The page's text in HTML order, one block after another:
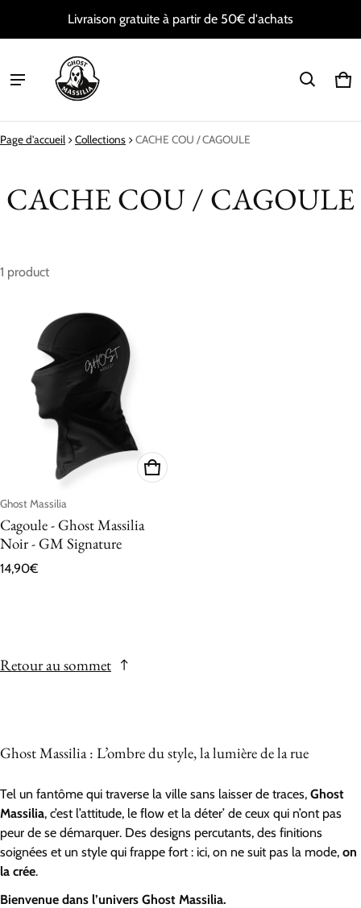
Livraison gratuite à partir de 50€ d'achats
0
Page d'accueil Collections CACHE COU / CAGOULE
CACHE COU / CAGOULE
1 product
CACHE COU / CAGOULE
Fournisseur
Ghost Massilia
Cagoule - Ghost Massilia
Noir - GM Signature
Prix ​​régulier
14,90€
Retour au sommet
Ghost Massilia : L’ombre du style, la lumière de la rue
Tel un fantôme qui traverse la ville sans laisser de traces, Ghost
Massilia, c’est l’attitude, le flow et la déter’ de ceux qui n’ont pas
peur de se démarquer. Des designs percutants, des finitions
soignées et un style qui frappe fort : ici, on ne suit pas la mode, on
la crée.
Bienvenue dans l’univers Ghost Massilia.